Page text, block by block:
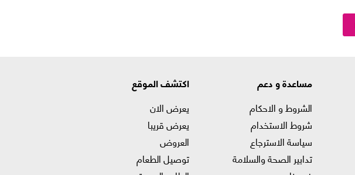
مساعدة و دعم
الشروط و الاحكام
شروط الاستخدام
سياسة الاسترجاع
تدابير الصحة والسلامة
اكتشف الموقع
يعرض الان
يعرض قريبا
العروض
توصيل الطعام